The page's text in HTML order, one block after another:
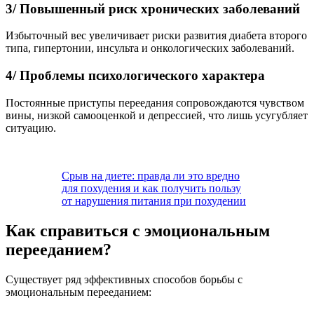
3/ Повышенный риск хронических заболеваний
Избыточный вес увеличивает риски развития диабета второго
типа, гипертонии, инсульта и онкологических заболеваний.
4/ Проблемы психологического характера
Постоянные приступы переедания сопровождаются чувством
вины, низкой самооценкой и депрессией, что лишь усугубляет
ситуацию.
Срыв на диете: правда ли это вредно
для похудения и как получить пользу
от нарушения питания при похудении
Как справиться с эмоциональным
перееданием?
Существует ряд эффективных способов борьбы с
эмоциональным перееданием: